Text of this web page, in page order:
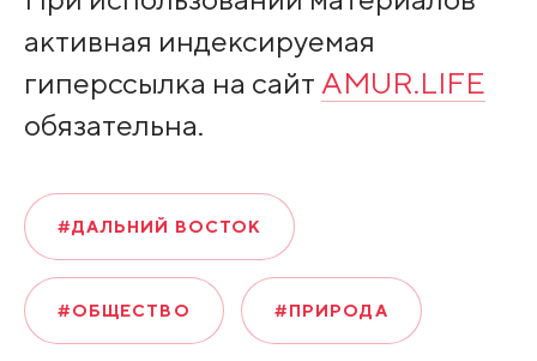
активная индексируемая
гиперссылка на сайт AMUR.LIFE
обязательна.
#ДАЛЬНИЙ ВОСТОК
#ОБЩЕСТВО #ПРИРОДА